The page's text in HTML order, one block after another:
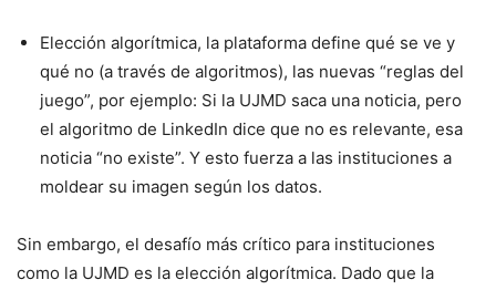
Elección algorítmica, la plataforma define qué se ve y
qué no (a través de algoritmos), las nuevas “reglas del
juego”, por ejemplo: Si la UJMD saca una noticia, pero
el algoritmo de LinkedIn dice que no es relevante, esa
noticia “no existe”. Y esto fuerza a las instituciones a
moldear su imagen según los datos.
Sin embargo, el desafío más crítico para instituciones
como la UJMD es la elección algorítmica. Dado que la